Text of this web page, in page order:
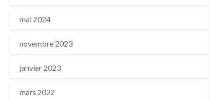
mai 2024
novembre 2023
janvier 2023
mars 2022